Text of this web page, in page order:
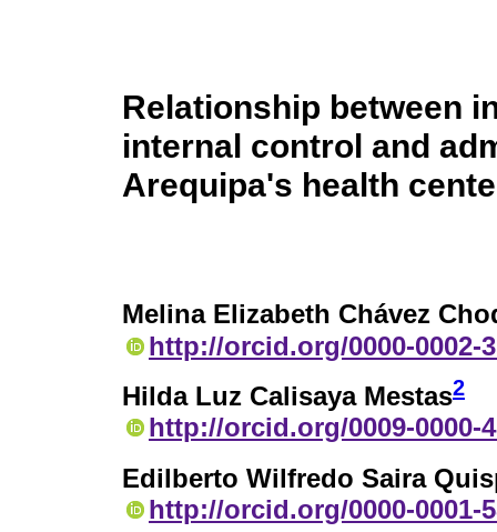
Relationship between
internal control and
Arequipa's health
Melina Elizabeth Chávez
http://orcid.org/0000-0002-
Hilda Luz Calisaya Mestas2
http://orcid.org/0009-0000-
Edilberto Wilfredo Saira
http://orcid.org/0000-0001-